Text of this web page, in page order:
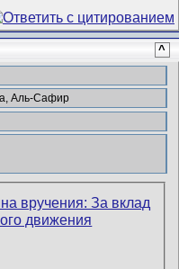
^
Аль-Сафир